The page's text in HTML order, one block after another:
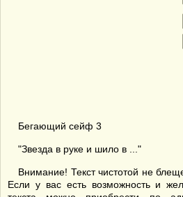
Бегающий сейф 3
"Звезда в руке и шило в ..."
Внимание! Текст чистотой не
Если у вас есть возможность и